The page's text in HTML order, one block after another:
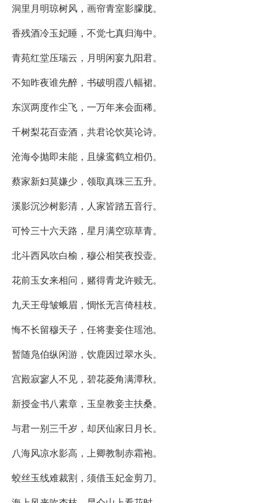
洞里月明琼树风，画帘青室影朦胧。
香残酒冷玉妃睡，不觉七真归海中。
青苑红堂压瑞云，月明闲宴九阳君。
不知昨夜谁先醉，书破明霞八幅裙。
东溟两度作尘飞，一万年来会面稀。
千树梨花百壶酒，共君论饮莫论诗。
沧海令抛即未能，且缘鸾鹤立相仍。
蔡家新妇莫嫌少，领取真珠三五升。
溪影沉沙树影清，人家皆踏五音行。
可怜三十六天路，星月满空琼草青。
北斗西风吹白榆，穆公相笑夜投壶。
花前玉女来相问，赌得青龙许赎无。
九天王母皱蛾眉，惆怅无言倚桂枝。
悔不长留穆天子，任将妻妾住瑶池。
暂随凫伯纵闲游，饮鹿因过翠水头。
宫殿寂寥人不见，碧花菱角满潭秋。
新授金书八素章，玉皇教妾主扶桑。
与君一别三千岁，却厌仙家日月长。
八海风凉水影高，上卿教制赤霜袍。
蛟丝玉线难裁割，须借玉妃金剪刀。